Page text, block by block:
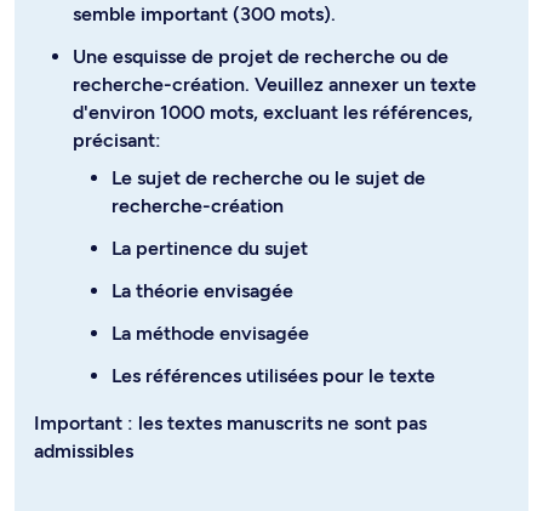
semble important (300 mots).
Une esquisse de projet de recherche ou de
recherche-création. Veuillez annexer un texte
d'environ 1000 mots, excluant les références,
précisant:
Le sujet de recherche ou le sujet de
recherche-création
La pertinence du sujet
La théorie envisagée
La méthode envisagée
Les références utilisées pour le texte
Important : les textes manuscrits ne sont pas
admissibles